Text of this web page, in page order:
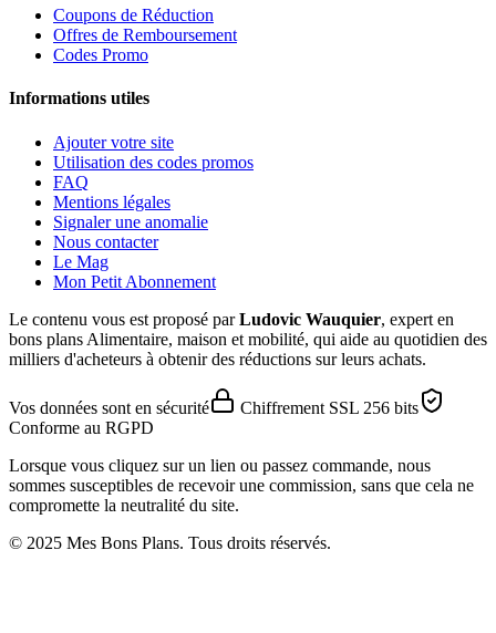
Coupons de Réduction
Offres de Remboursement
Codes Promo
Informations utiles
Ajouter votre site
Utilisation des codes promos
FAQ
Mentions légales
Signaler une anomalie
Nous contacter
Le Mag
Mon Petit Abonnement
Le contenu vous est proposé parLudovic Wauquier, expert en
bons plans Alimentaire, maison et mobilité, qui aide au quotidien des
milliers d'acheteurs à obtenir des réductions sur leurs achats.
Vos données sont en sécurité
Chiffrement SSL 256 bits
Conforme au RGPD
Lorsque vous cliquez sur un lien ou passez commande, nous
sommes susceptibles de recevoir une commission, sans que cela ne
compromette la neutralité du site.
© 2025 Mes Bons Plans. Tous droits réservés.